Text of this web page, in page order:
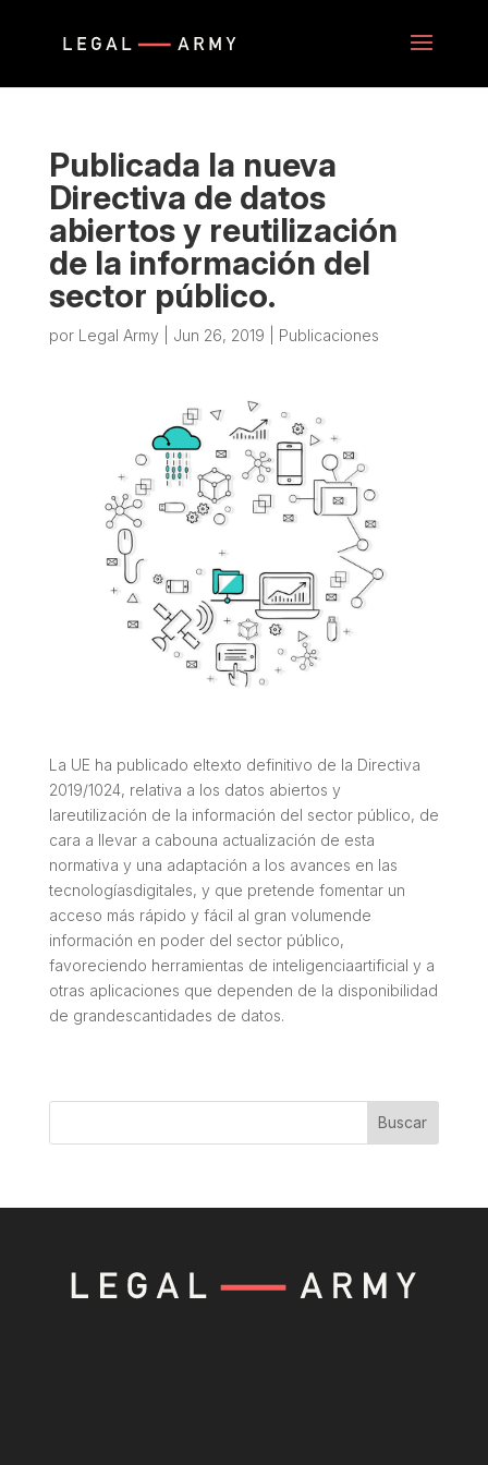
Publicada la nueva
Directiva de datos
abiertos y reutilización
de la información del
sector público.
por Legal Army Jun 26, 2019 Publicaciones
La UE ha publicado eltexto definitivo de la Directiva
2019/1024, relativa a los datos abiertos y
lareutilización de la información del sector público, de
cara a llevar a cabouna actualización de esta
normativa y una adaptación a los avances en las
tecnologíasdigitales, y que pretende fomentar un
acceso más rápido y fácil al gran volumende
información en poder del sector público,
favoreciendo herramientas de inteligenciaartificial y a
otras aplicaciones que dependen de la disponibilidad
de grandescantidades de datos.
Buscar